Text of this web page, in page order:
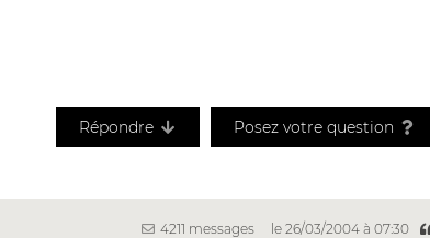
Répondre Posez votre question
4211 messages le 26/03/2004 à 07:30